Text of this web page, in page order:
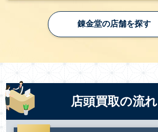
錬金堂の店舗を探す
店頭買取の流れ